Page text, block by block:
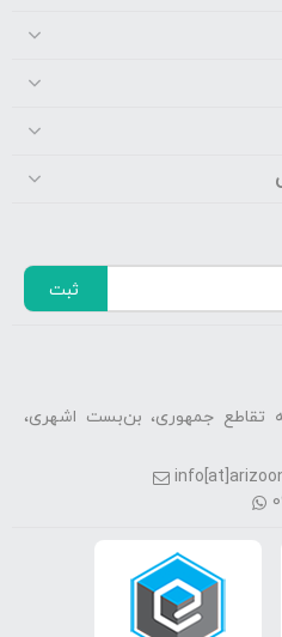
ثبت
تقاطع جمهوری، بن‌بست اشهری،